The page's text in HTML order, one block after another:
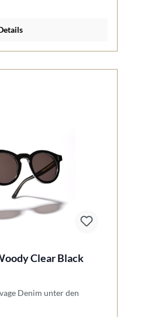
Clear Black
Denim unter den